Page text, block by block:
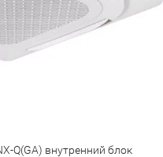
Q(GA) внутренний блок